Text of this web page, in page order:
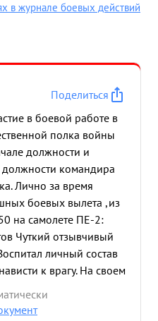
в журнале боевых действий
Поделиться
в боевой работе в
полка войны
должности и
должности командира
Лично за время
боевых вылета ,из
на самолете ПЕ-2:
Чуткий отзывчивый
личный состав
к врагу. На своем
опыте передовых
эффективного